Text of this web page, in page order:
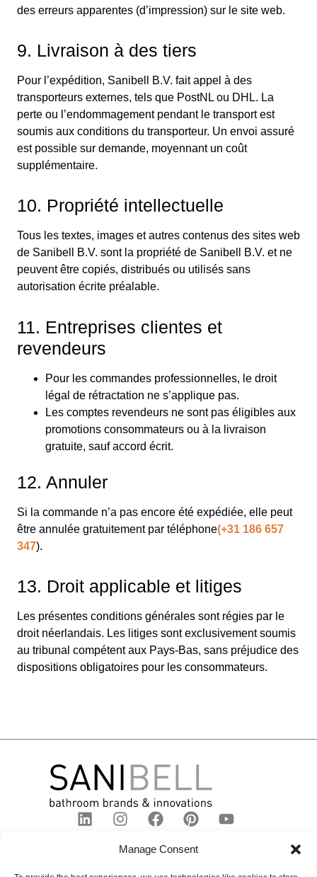
Manage Consent
des erreurs apparentes (d’impression) sur le site web.
9. Livraison à des tiers
Pour l’expédition, Sanibell B.V. fait appel à des
transporteurs externes, tels que PostNL ou DHL. La
perte ou l’endommagement pendant le transport est
soumis aux conditions du transporteur. Un envoi assuré
est possible sur demande, moyennant un coût
supplémentaire.
10. Propriété intellectuelle
Tous les textes, images et autres contenus des sites web
de Sanibell B.V. sont la propriété de Sanibell B.V. et ne
peuvent être copiés, distribués ou utilisés sans
autorisation écrite préalable.
11. Entreprises clientes et
revendeurs
Pour les commandes professionnelles, le droit
légal de rétractation ne s’applique pas.
Les comptes revendeurs ne sont pas éligibles aux
promotions consommateurs ou à la livraison
gratuite, sauf accord écrit.
12. Annuler
Si la commande n’a pas encore été expédiée, elle peut
être annulée gratuitement par téléphone(+31 186 657
347).
13. Droit applicable et litiges
Les présentes conditions générales sont régies par le
droit néerlandais. Les litiges sont exclusivement soumis
au tribunal compétent aux Pays-Bas, sans préjudice des
dispositions obligatoires pour les consommateurs.
Marques
BLISS LIGNE DE Coordonnées de